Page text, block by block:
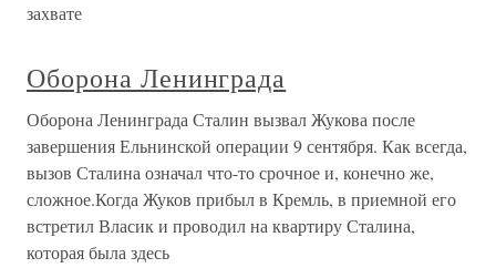
захвате
Оборона Ленинграда
Оборона Ленинграда Сталин вызвал Жукова после
завершения Ельнинской операции 9 сентября. Как всегда,
вызов Сталина означал что-то срочное и, конечно же,
сложное.Когда Жуков прибыл в Кремль, в приемной его
встретил Власик и проводил на квартиру Сталина,
которая была здесь